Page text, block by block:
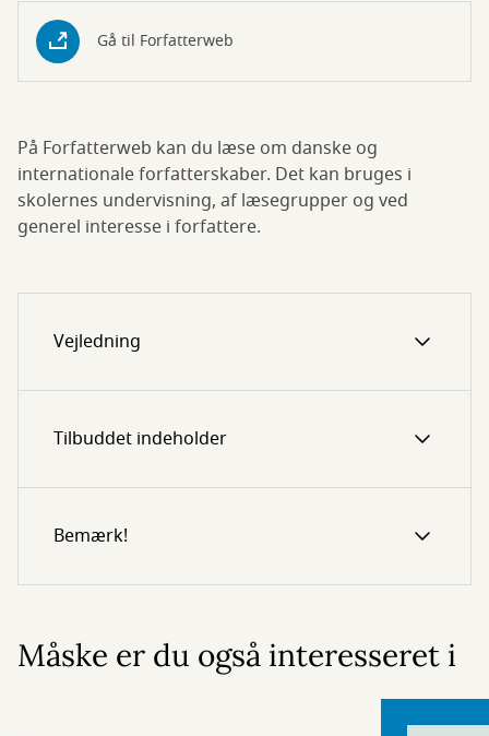
Gå til Forfatterweb
På Forfatterweb kan du læse om danske og
internationale forfatterskaber. Det kan bruges i
skolernes undervisning, af læsegrupper og ved
generel interesse i forfattere.
Vejledning
Tilbuddet indeholder
Bemærk!
Måske er du også interesseret i